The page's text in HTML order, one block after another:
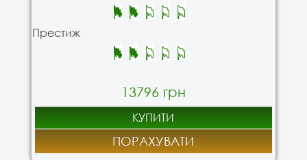
Престиж
13796 грн
КУПИТИ
ПОРАХУВАТИ